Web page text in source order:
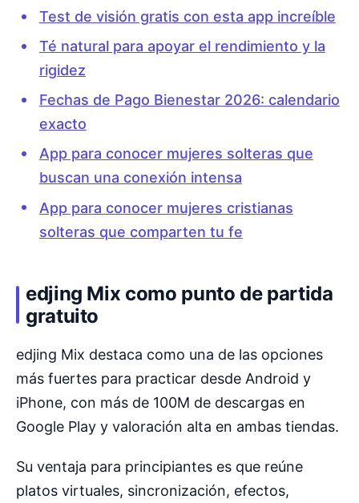
Test de visión gratis con esta app increíble
Té natural para apoyar el rendimiento y la
rigidez
Fechas de Pago Bienestar 2026: calendario
exacto
App para conocer mujeres solteras que
buscan una conexión intensa
App para conocer mujeres cristianas
solteras que comparten tu fe
edjing Mix como punto de partida
gratuito
edjing Mix destaca como una de las opciones
más fuertes para practicar desde Android y
iPhone, con más de 100M de descargas en
Google Play y valoración alta en ambas tiendas.
Su ventaja para principiantes es que reúne
platos virtuales, sincronización, efectos,